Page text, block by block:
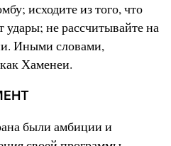
исходите из того, что
не рассчитывайте на
Иными словами,
Хаменеи.
были амбиции и